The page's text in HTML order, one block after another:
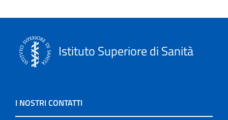
Istituto Superiore di Sanità
I NOSTRI CONTATTI